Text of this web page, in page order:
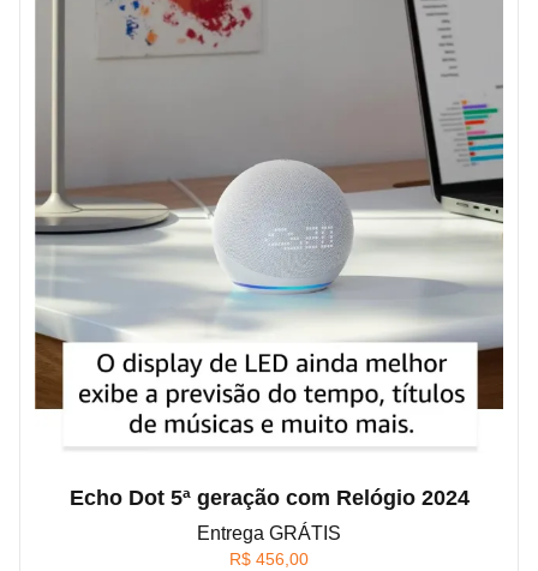
Echo Dot 5ª geração com Relógio 2024
Entrega GRÁTIS
R$ 456,00